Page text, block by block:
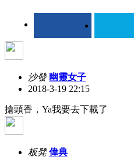
沙發 幽靈女子
2018-3-19 22:15
搶頭香，Ya我要去下載了
板凳 偉典